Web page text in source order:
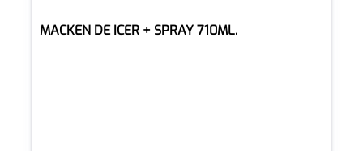
MACKEN DE ICER + SPRAY 710ML.